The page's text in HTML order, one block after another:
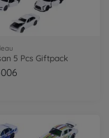
5 Pcs Giftpack